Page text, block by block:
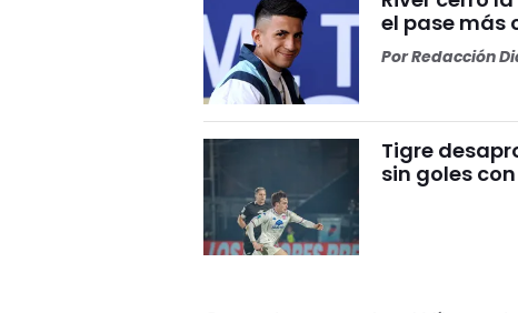
el pase más
PorRedacción
Tigre
sin goles